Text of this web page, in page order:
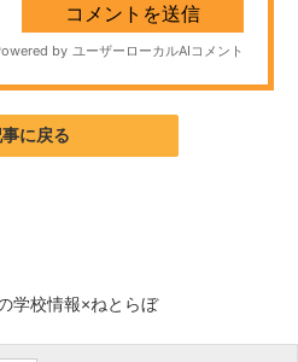
に戻る
学校情報×ねとらぼ